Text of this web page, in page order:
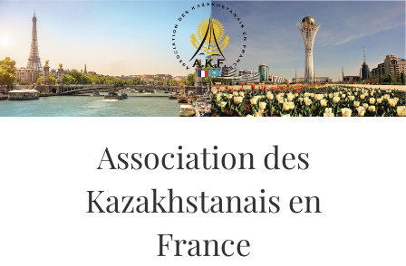
Skip
content
Association des
Kazakhstanais en
France